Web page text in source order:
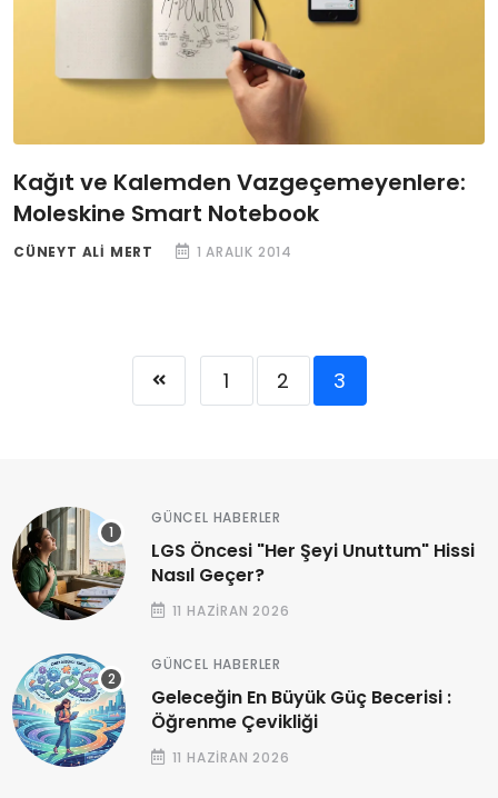
Kağıt ve Kalemden Vazgeçemeyenlere:
Moleskine Smart Notebook
CÜNEYT ALI MERT 1 ARALIK 2014
1 2 3
GÜNCEL HABERLER
LGS Öncesi "Her Şeyi Unuttum" Hissi
Nasıl Geçer?
11 HAZIRAN 2026
GÜNCEL HABERLER
Geleceğin En Büyük Güç Becerisi :
Öğrenme Çevikliği
11 HAZIRAN 2026